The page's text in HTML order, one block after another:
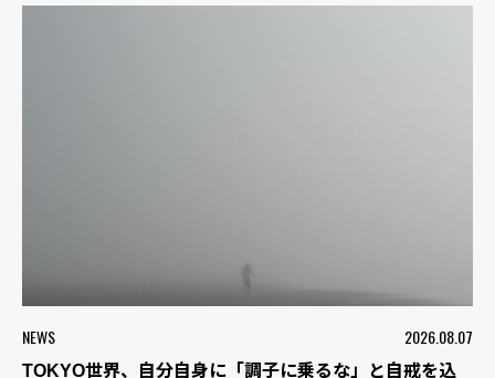
NEWS 2026.08.07
TOKYO世界、自分自身に「調子に乗るな」と自戒を込